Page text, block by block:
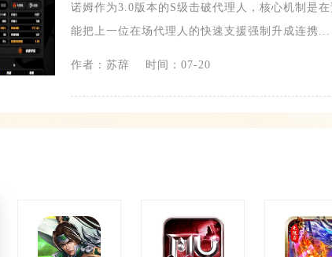
诺姆作为3.0版本的S级击破代理人，核心机制是
能把上一位在场代理人的快速支援强制升成连携...
作者：苏辞 时间：07-20